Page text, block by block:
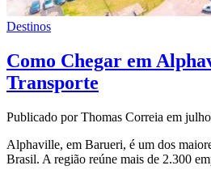
Destinos
Como Chegar em
Transporte
Publicado por Thomas Correia em
Alphaville, em Barueri, é um dos
Brasil. A região reúne mais de 2.300